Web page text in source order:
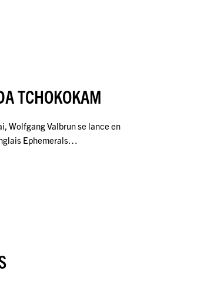
TCHOKOKAM
Wolfgang Valbrun se lance en
Ephemerals…